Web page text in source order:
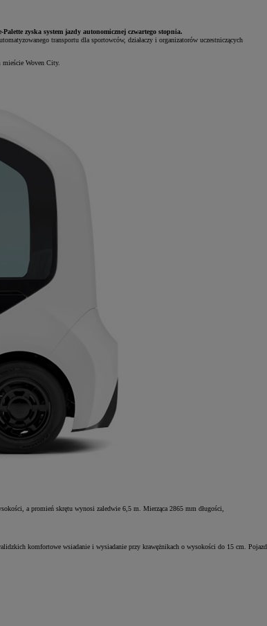
zyska system jazdy autonomicznej czwartego stopnia.
transportu dla sportowców, działaczy i organizatorów uczestniczących
Woven City.
a promień skrętu wynosi zaledwie 6,5 m. Mierząca 2865 mm długości,
komfortowe wsiadanie i wysiadanie przy krawężnikach o wysokości do 15 cm. Pojazd